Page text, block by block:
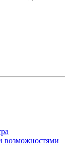
возможностями